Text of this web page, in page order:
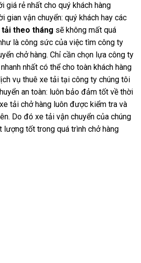
giá rẻ nhất cho quý khách hàng
gian vận chuyển: quý khách hay các
theo tháng sẽ không mất quá
là công sức của việc tìm công ty
chở hàng. Chỉ cần chọn lựa công ty
nhất có thể cho toàn khách hàng
vụ thuê xe tải tại công ty chúng tôi
an toàn: luôn bảo đảm tốt về thời
tải chở hàng luôn được kiểm tra và
Do đó xe tải vận chuyển của chúng
tốt trong quá trình chở hàng